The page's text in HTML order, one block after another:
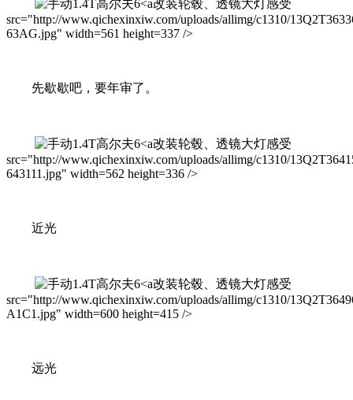
改装轮毂、透镜大灯感受
src="http://www.qichexinxiw.com/uploads/allimg/c1310/
63AG.jpg" width=561 height=337 />
先歇歇吧，要年审了。
改装轮毂、透镜大灯感受
src="http://www.qichexinxiw.com/uploads/allimg/c1310/
643111.jpg" width=562 height=336 />
近光
改装轮毂、透镜大灯感受
src="http://www.qichexinxiw.com/uploads/allimg/c1310/
A1C1.jpg" width=600 height=415 />
远光